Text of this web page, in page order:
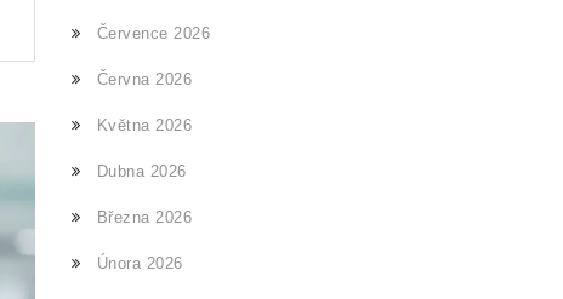
Července 2026
Června 2026
Května 2026
Dubna 2026
Března 2026
Února 2026